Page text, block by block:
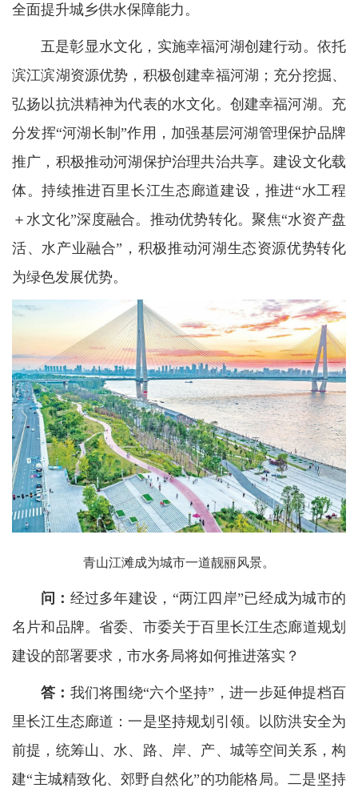
全面提升城乡供水保障能力。
五是彰显水文化，实施幸福河湖创建行动。依托
滨江滨湖资源优势，积极创建幸福河湖；充分挖掘、
弘扬以抗洪精神为代表的水文化。创建幸福河湖。充
分发挥“河湖长制”作用，加强基层河湖管理保护品牌
推广，积极推动河湖保护治理共治共享。建设文化载
体。持续推进百里长江生态廊道建设，推进“水工程
＋水文化”深度融合。推动优势转化。聚焦“水资产盘
活、水产业融合”，积极推动河湖生态资源优势转化
为绿色发展优势。
青山江滩成为城市一道靓丽风景。
问： 经过多年建设，“两江四岸”已经成为城市的
名片和品牌。省委、市委关于百里长江生态廊道规划
建设的部署要求，市水务局将如何推进落实？
答： 我们将围绕“六个坚持”，进一步延伸提档百
里长江生态廊道：一是坚持规划引领。以防洪安全为
前提，统筹山、水、路、岸、产、城等空间关系，构
建“主城精致化、郊野自然化”的功能格局。二是坚持